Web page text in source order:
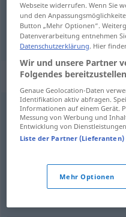
rezolutan,odrješit
Synonyme
bestimmt,
(geh.),energisch,
unaufschiebbar,
Webseite widerrufen. Wenn Sie
und den
Button „Mehr Optionen“.
Datenverarbeitung entnehmen
Datenschutzerklärung. Hier
Wir und unsere Partner
Folgendes
Genaue Geolocation-Daten
Identifikation aktiv abfragen.
Informationen auf einem Gerät.
Messung von Werbung und
Entwicklung von
Liste der Partner (Lieferanten)
Mehr Optionen